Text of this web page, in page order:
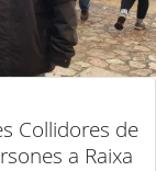
Collidores de
a Raixa